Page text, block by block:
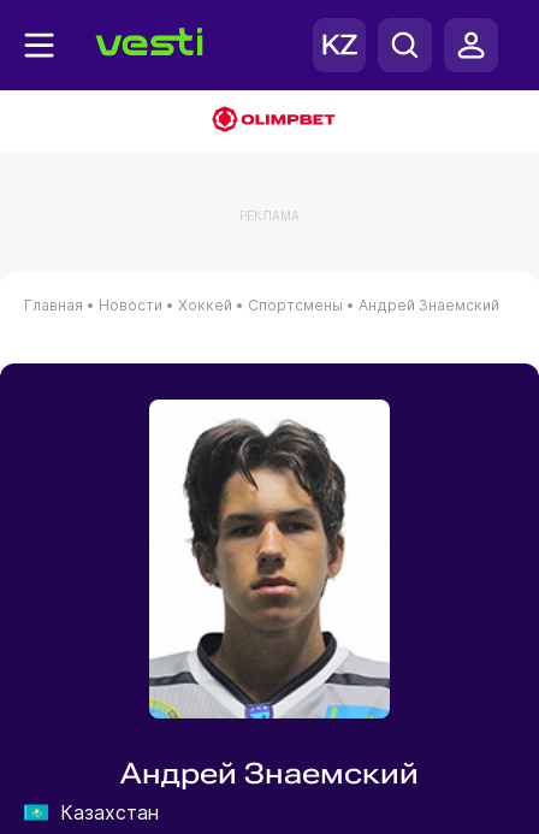
РЕКЛАМА
Главная • Новости • Хоккей • Спортсмены • Андрей Знаемский
Андрей Знаемский
Казахстан